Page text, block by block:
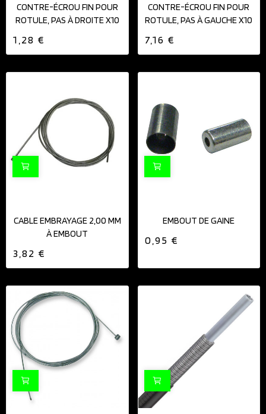
CONTRE-ÉCROU FIN POUR
ROTULE, PAS À DROITE X10
1,28 €
CONTRE-ÉCROU FIN POUR
ROTULE, PAS À GAUCHE X10
7,16 €
CABLE EMBRAYAGE 2,00 MM
À EMBOUT
3,82 €
EMBOUT DE GAINE
0,95 €